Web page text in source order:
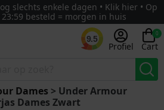
slechts enkele dagen • Klik hier • Op
besteld = morgen in huis
9.5
Profiel
0
Cart
Dames > Under Armour
Dames Zwart